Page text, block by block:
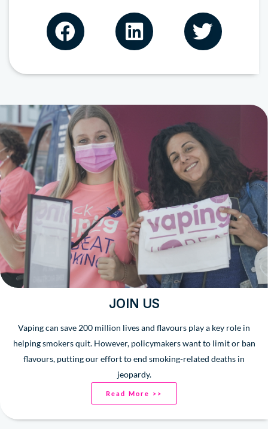
JOIN US
Vaping can save 200 million lives and flavours play a key role in
helping smokers quit. However, policymakers want to limit or ban
flavours, putting our effort to end smoking-related deaths in
jeopardy.
Read More >>